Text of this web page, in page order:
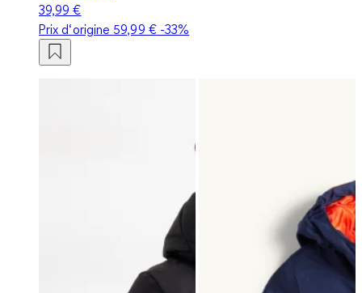
39,99 €
Prix d‘origine 59,99 €-33%